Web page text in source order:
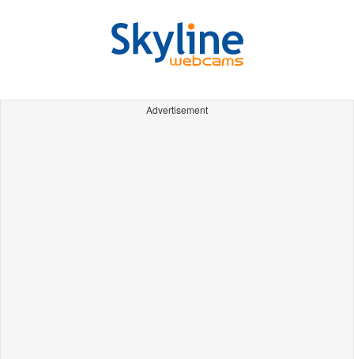
Advertisement